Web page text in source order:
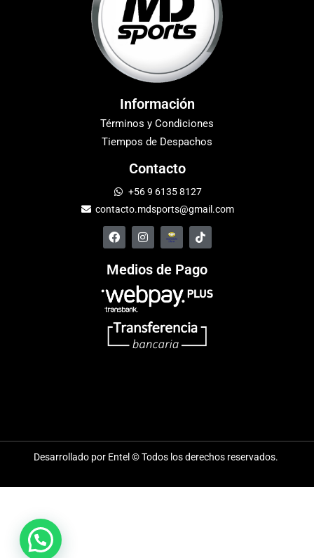
Información
Términos y Condiciones
Tiempos de Despachos
Contacto
+56 9 6135 8127
contacto.mdsports@gmail.com
Medios de Pago
Desarrollado por Entel © Todos los derechos reservados.